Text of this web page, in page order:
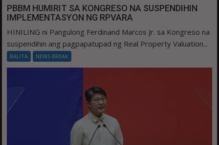
PBBM HUMIRIT SA KONGRESO NA SUSPENDIHIN
IMPLEMENTASYON NG RPVARA
HINILING ni Pangulong Ferdinand Marcos Jr. sa Kongreso na
suspendihin ang pagpapatupad ng Real Property Valuation...
BALITA NEWS BREAK